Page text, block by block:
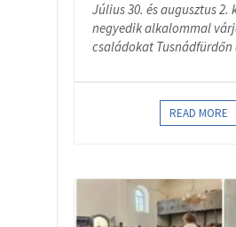
Július 30. és augusztus
negyedik alkalommal
családokat Tusnádfürdőn
READ MORE